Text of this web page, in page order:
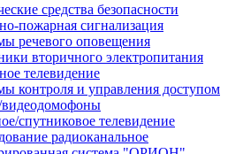
средства безопасности
пожарная сигнализация
речевого оповещения
вторичного электропитания
телевидение
контроля и управления доступом
спутниковое телевидение
радиоканальное